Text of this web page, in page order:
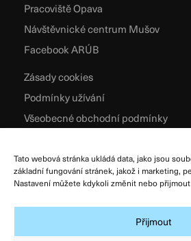
Tato webová stránka ukládá data, jako jsou
základní fungování stránek, jakož i marketing,
Nastavení můžete kdykoli změnit nebo
Přijmout
Pracoviště Opava
Návštěvnické centrum Mušov
Facebook ARÚB
Zásady cookies
Podmínky užívání
Všeobecné obchodní podmínky